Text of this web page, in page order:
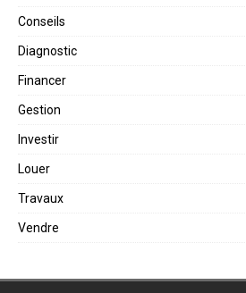
Conseils
Diagnostic
Financer
Gestion
Investir
Louer
Travaux
Vendre